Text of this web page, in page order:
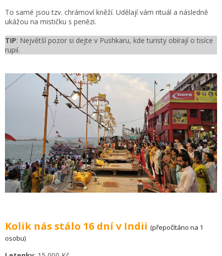
To samé jsou tzv. chrámoví kněží. Udělají vám rituál a následně
ukážou na mističku s penězi.
TIP: Největší pozor si dejte v Pushkaru, kde turisty obírají o tisíce
rupií.
Kolik nás stálo 16 dní v Indii (přepočítáno na 1
osobu)